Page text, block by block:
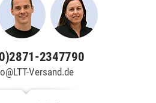
2347790
Versand.de